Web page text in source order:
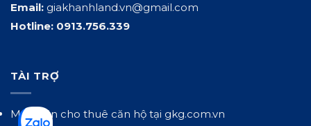
Email: giakhanhland.vn@gmail.com
Hotline: 0913.756.339
TÀI TRỢ
Mua bán cho thuê căn hộ tại gkg.com.vn